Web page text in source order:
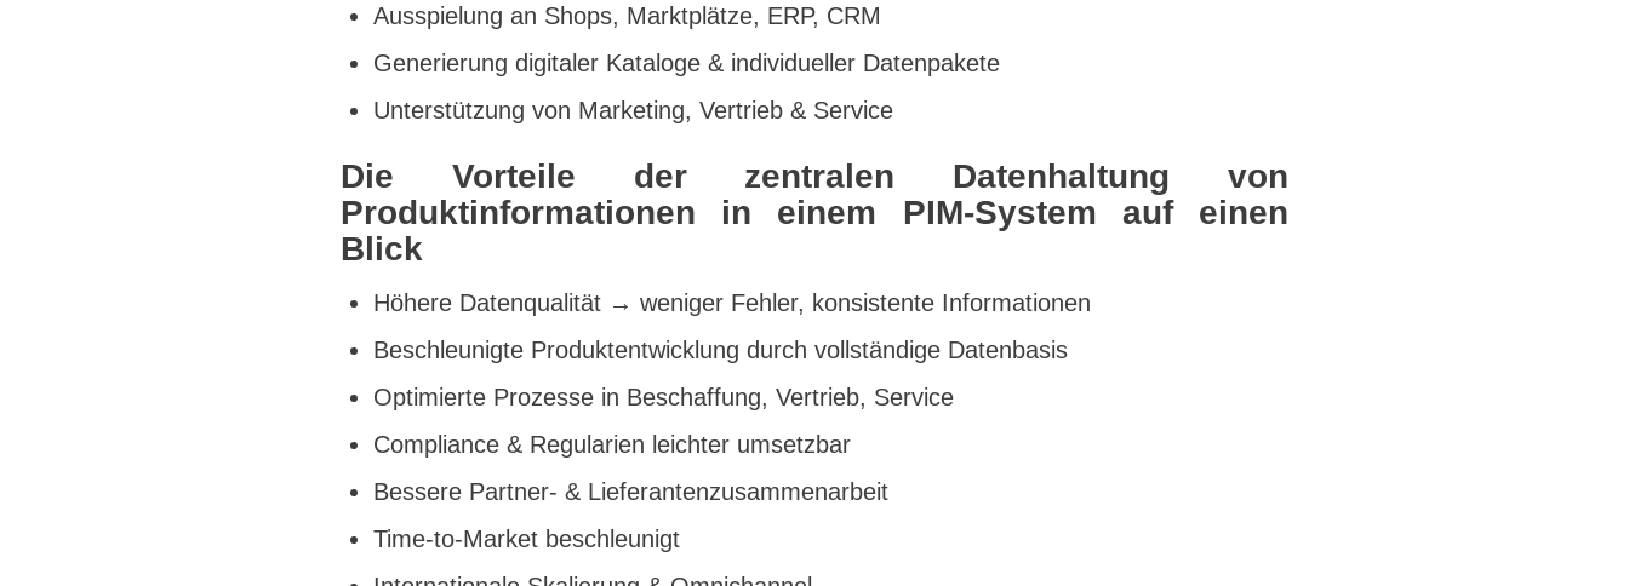
Ausspielung an Shops, Marktplätze, ERP, CRM
Generierung digitaler Kataloge & individueller Datenpakete
Unterstützung von Marketing, Vertrieb & Service
Die Vorteile der zentralen Datenhaltung von
Produktinformationen in einem PIM-System auf einen
Blick
Höhere Datenqualität → weniger Fehler, konsistente Informationen
Beschleunigte Produktentwicklung durch vollständige Datenbasis
Optimierte Prozesse in Beschaffung, Vertrieb, Service
Compliance & Regularien leichter umsetzbar
Bessere Partner- & Lieferantenzusammenarbeit
Time-to-Market beschleunigt